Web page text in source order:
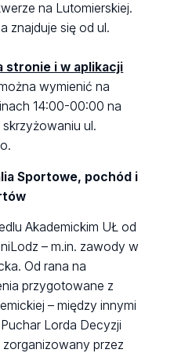
na Lutomierskiej.
znajduje się od ul.
stronie i w aplikacji
wymienić na
14:00-00:00 na
ul.
Sportowe, pochód i
Akademickim UŁ od
– m.in. zawody w
Od rana na
przygotowane z
– między innymi
Lorda Decyzji
przez